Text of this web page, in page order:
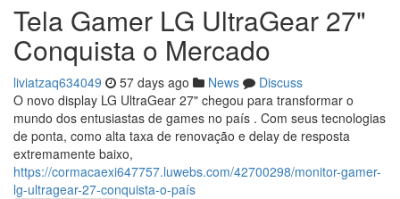
Tela Gamer LG UltraGear 27"
Conquista o Mercado
liviatzaq634049 57 days ago News
Discuss
O novo display LG UltraGear 27" chegou para transformar o
mundo dos entusiastas de games no país . Com seus tecnologias
de ponta, como alta taxa de renovação e delay de resposta
extremamente baixo,
https://cormacaexi647757.luwebs.com/42700298/monitor-gamer-
lg-ultragear-27-conquista-o-país